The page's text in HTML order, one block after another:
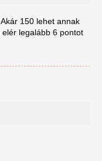
150 lehet annak
legalább 6 pontot